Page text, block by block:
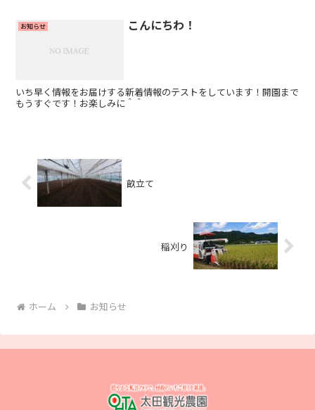
お知らせ こんにちわ！
いち早く情報をお届けする新着情報のテストをしています！開園まで
もうすぐです！お楽しみに＾＾
畝立て
稲刈り
ホーム お知らせ